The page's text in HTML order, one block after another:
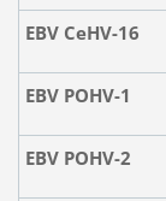
EBV CeHV-16
EBV POHV-1
EBV POHV-2